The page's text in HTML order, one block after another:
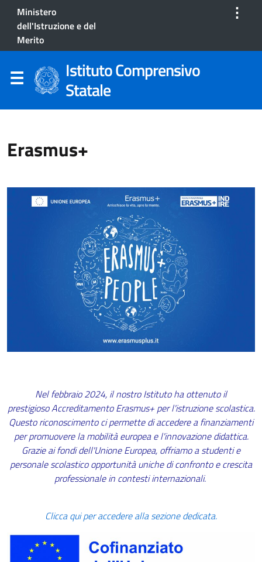
Ministero
dell'Istruzione e del
Merito
⋮
Istituto Comprensivo
Statale
Erasmus+
Nel febbraio 2024, il nostro Istituto ha ottenuto il
prestigioso Accreditamento Erasmus+ per l'istruzione scolastica.
Questo riconoscimento ci permette di accedere a finanziamenti
per promuovere la mobilità europea e l'innovazione didattica.
Grazie ai fondi dell'Unione Europea, offriamo a studenti e
personale scolastico opportunità uniche di confronto e crescita
professionale in contesti internazionali.
Clicca qui per accedere alla sezione dedicata.